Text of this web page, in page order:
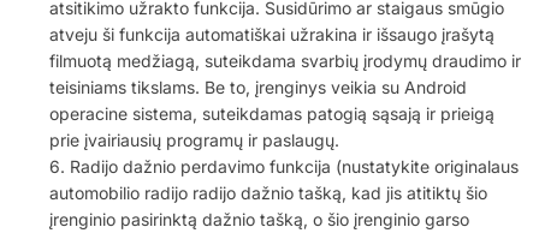
atsitikimo užrakto funkcija. Susidūrimo ar staigaus smūgio
atveju ši funkcija automatiškai užrakina ir išsaugo įrašytą
filmuotą medžiagą, suteikdama svarbių įrodymų draudimo ir
teisiniams tikslams. Be to, įrenginys veikia su Android
operacine sistema, suteikdamas patogią sąsają ir prieigą
prie įvairiausių programų ir paslaugų.
6. Radijo dažnio perdavimo funkcija (nustatykite originalaus
automobilio radijo radijo dažnio tašką, kad jis atitiktų šio
įrenginio pasirinktą dažnio tašką, o šio įrenginio garso